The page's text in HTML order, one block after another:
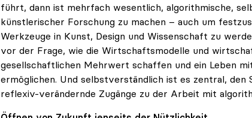
führt, dann ist mehrfach wesentlich, algorithmische,
künstlerischer Forschung zu machen – auch um
Werkzeuge in Kunst, Design und Wissenschaft zu
vor der Frage, wie die Wirtschaftsmodelle und
gesellschaftlichen Mehrwert schaffen und ein Leben
ermöglichen. Und selbstverständlich ist es zentral,
reflexiv-verändernde Zugänge zu der Arbeit mit